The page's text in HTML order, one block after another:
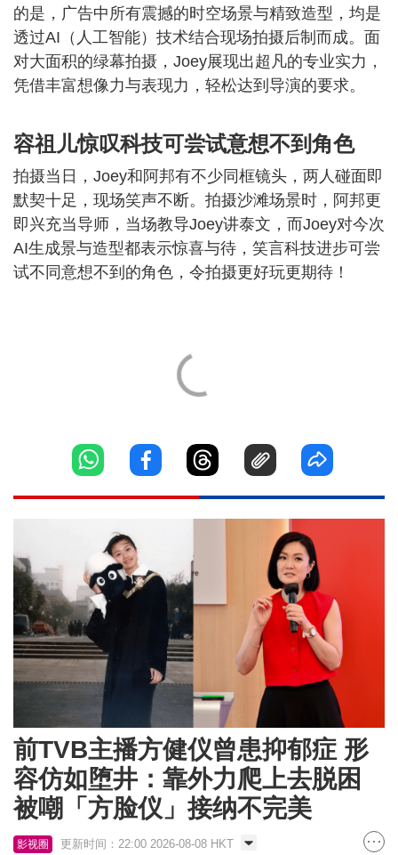
的是，广告中所有震撼的时空场景与精致造型，均是
透过AI（人工智能）技术结合现场拍摄后制而成。面
对大面积的绿幕拍摄，Joey展现出超凡的专业实力，
凭借丰富想像力与表现力，轻松达到导演的要求。
容祖儿惊叹科技可尝试意想不到角色
拍摄当日，Joey和阿邦有不少同框镜头，两人碰面即
默契十足，现场笑声不断。拍摄沙滩场景时，阿邦更
即兴充当导师，当场教导Joey讲泰文，而Joey对今次
AI生成景与造型都表示惊喜与待，笑言科技进步可尝
试不同意想不到的角色，令拍摄更好玩更期待！
前TVB主播方健仪曾患抑郁症 形
容仿如堕井：靠外力爬上去脱困
被嘲「方脸仪」接纳不完美
影视圈 更新时间：22:00 2026-08-08 HKT